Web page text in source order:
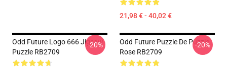
21,98 € - 40,02 €
Odd Future Logo 666 Jigsaw
Puzzle RB2709
-20%
Odd Future Puzzle De Puzzle
Rose RB2709
-20%